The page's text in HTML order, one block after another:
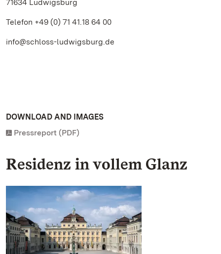
71634 Ludwigsburg
Telefon +49 (0) 71 41.18 64 00
info@schloss-ludwigsburg.de
DOWNLOAD AND IMAGES
Pressreport (PDF)
Residenz in vollem Glanz